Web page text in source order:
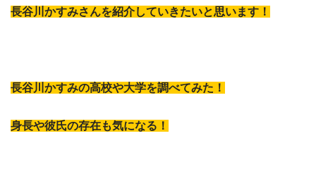
長谷川かすみさんを紹介していきたいと思います！
長谷川かすみの高校や大学を調べてみた！
身長や彼氏の存在も気になる！